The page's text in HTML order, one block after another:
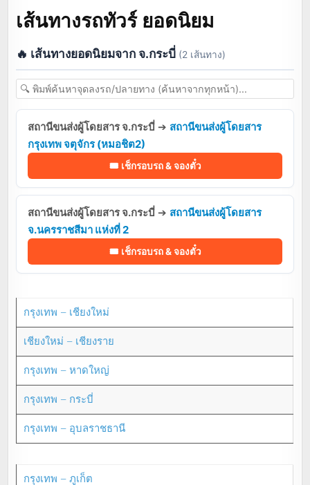
เส้นทางรถทัวร์ ยอดนิยม
🔥 เส้นทางยอดนิยมจาก จ.กระบี่ (2 เส้นทาง)
สถานีขนส่งผู้โดยสาร จ.กระบี่ ➔ สถานีขนส่งผู้โดยสาร
กรุงเทพ จตุจักร (หมอชิต2)
🎟️ เช็กรอบรถ & จองตั๋ว
สถานีขนส่งผู้โดยสาร จ.กระบี่ ➔ สถานีขนส่งผู้โดยสาร
จ.นครราชสีมา แห่งที่ 2
🎟️ เช็กรอบรถ & จองตั๋ว
กรุงเทพ – เชียงใหม่
เชียงใหม่ – เชียงราย
กรุงเทพ – หาดใหญ่
กรุงเทพ – กระบี่
กรุงเทพ – อุบลราชธานี
กรุงเทพ – ภูเก็ต